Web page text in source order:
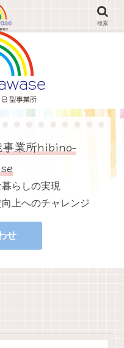
上と賃金工賃向上へのチャレンジ
事業所hibino-
らしの実現
上へのチャレンジ
せ
検索